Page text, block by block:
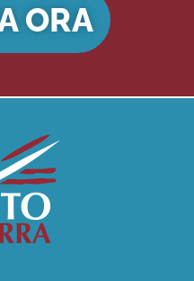
ORA